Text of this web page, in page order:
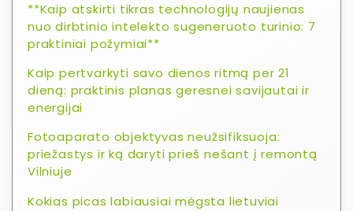
**Kaip atskirti tikras technologijų naujienas
nuo dirbtinio intelekto sugeneruoto turinio: 7
praktiniai požymiai**
Kaip pertvarkyti savo dienos ritmą per 21
dieną: praktinis planas geresnei savijautai ir
energijai
Fotoaparato objektyvas neužsifiksuoja:
priežastys ir ką daryti prieš nešant į remontą
Vilniuje
Kokias picas labiausiai mėgsta lietuviai